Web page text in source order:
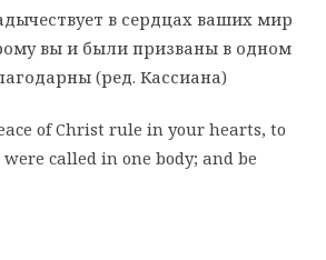
в сердцах ваших мир
вы и были призваны в одном
(ред. Кассиана)
of Christ rule in your hearts, to
called in one body; and be